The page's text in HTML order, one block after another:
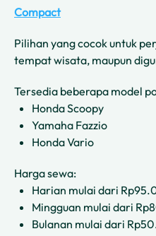
Compact
Pilihan yang cocok untuk
tempat wisata, maupun
Tersedia beberapa model
Honda Scoopy
Yamaha Fazzio
Honda Vario
Harga sewa:
Harian mulai dari
Mingguan mulai dari
Bulanan mulai dari